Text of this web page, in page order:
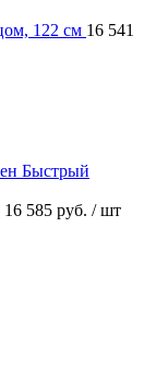
122 см 16 541
Быстрый
16 585 руб. / шт